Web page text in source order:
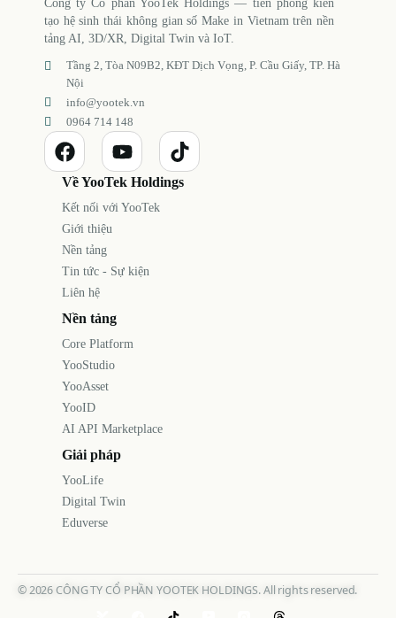
Công ty Cổ phần YooTek Holdings — tiên phong kiến
tạo hệ sinh thái không gian số Make in Vietnam trên nền
tảng AI, 3D/XR, Digital Twin và IoT.
Tầng 2, Tòa N09B2, KĐT Dịch Vọng, P. Cầu Giấy, TP. Hà
Nội
info@yootek.vn
0964 714 148
Về YooTek Holdings
Kết nối với YooTek
Giới thiệu
Nền tảng
Tin tức - Sự kiện
Liên hệ
Nền tảng
Core Platform
YooStudio
YooAsset
YooID
AI API Marketplace
Giải pháp
YooLife
Digital Twin
Eduverse
©2026CÔNG TY CỔ PHẦN YOOTEK HOLDINGS. All rights reserved.